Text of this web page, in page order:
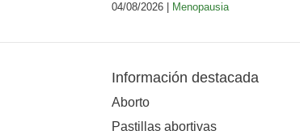
04/08/2026 | Menopausia
Información destacada
Aborto
Pastillas abortivas